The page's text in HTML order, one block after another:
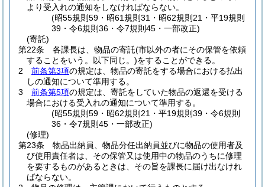
より受入れの通知をしなければならない。
(昭55規則59・昭61規則31・昭62規則21・平19規則
39・令6規則36・令7規則45・一部改正)
(寄託)
第22条
各課長は、物品の寄託(市以外の者にその保管を依頼
することをいう。以下同じ。)をすることができる。
2
前条第3項の規定は、物品の寄託をする場合における払出
しの通知について準用する。
3
前条第5項の規定は、寄託をしていた物品の返還を受ける
場合における受入れの通知について準用する。
(昭55規則59・昭62規則21・平19規則39・令6規則
36・令7規則45・一部改正)
(修理)
第23条
物品出納員、物品分任出納員並びに物品の使用者及
び使用責任者は、その保管又は使用中の物品のうちに修理
を要するものがあるときは、その旨を課長に届け出なけれ
ばならない。